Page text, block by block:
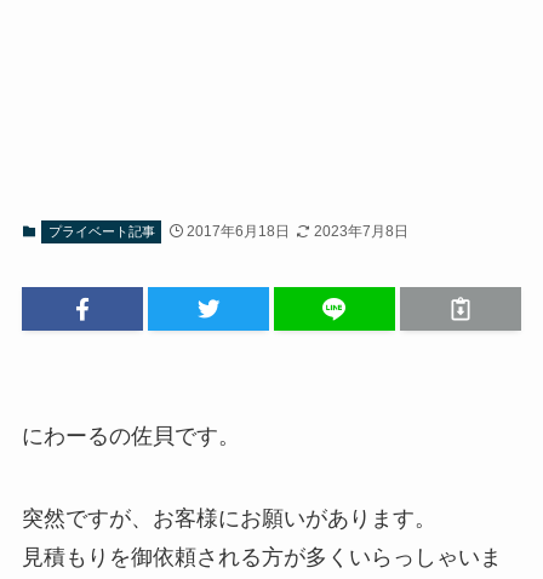
プライベート記事 2017年6月18日 2023年7月8日
にわーるの佐貝です。
突然ですが、お客様にお願いがあります。
見積もりを御依頼される方が多くいらっしゃいま